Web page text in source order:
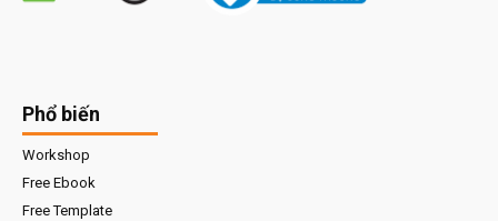
Phổ biến
Workshop
Free Ebook
Free Template